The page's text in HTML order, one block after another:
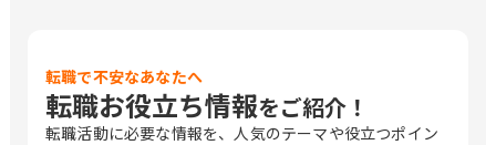
転職で不安なあなたへ
転職お役立ち情報をご紹介！
転職活動に必要な情報を、人気のテーマや役立つポイン